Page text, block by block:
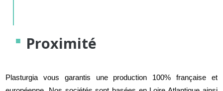
Proximité
Plasturgia vous garantis une production 100% française et